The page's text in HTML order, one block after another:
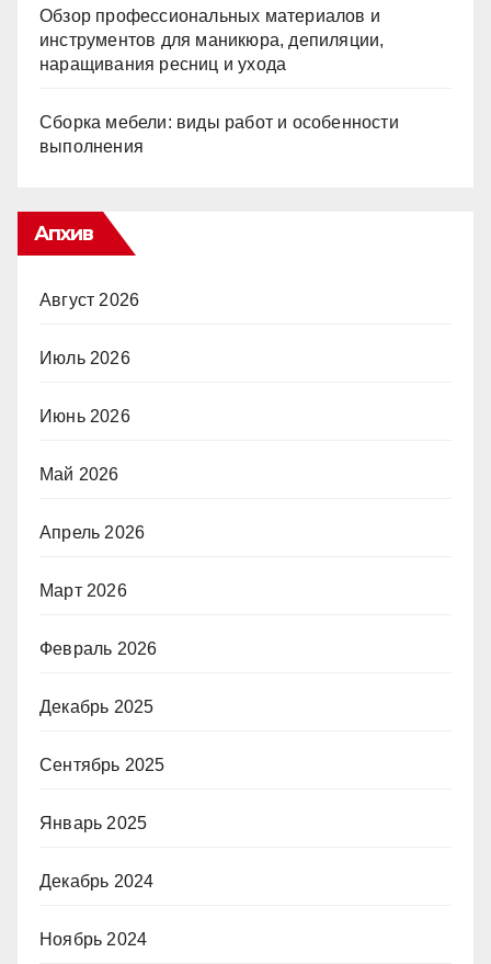
Обзор профессиональных материалов и
инструментов для маникюра, депиляции,
наращивания ресниц и ухода
Сборка мебели: виды работ и особенности
выполнения
Апхив
Август 2026
Июль 2026
Июнь 2026
Май 2026
Апрель 2026
Март 2026
Февраль 2026
Декабрь 2025
Сентябрь 2025
Январь 2025
Декабрь 2024
Ноябрь 2024